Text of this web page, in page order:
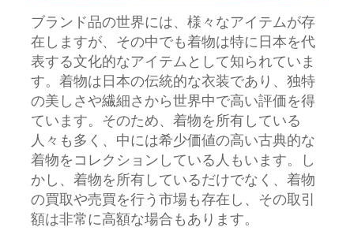
ブランド品の世界には、様々なアイテムが存
在しますが、その中でも着物は特に日本を代
表する文化的なアイテムとして知られていま
す。 着物は日本の伝統的な衣装であり、独特
の美しさや繊細さから世界中で高い評価を得
ています。そのため、着物を所有している
人々も多く、中には希少価値の高い古典的な
着物をコレクションしている人もいます。し
かし、着物を所有しているだけでなく、着物
の買取や売買を行う市場も存在し、その取引
額は非常に高額な場合もあります。